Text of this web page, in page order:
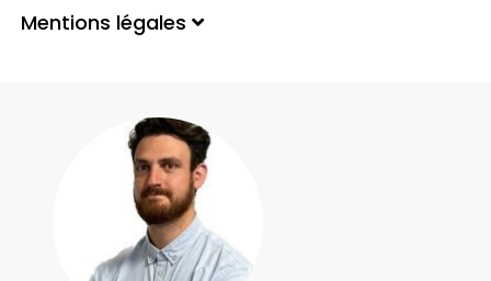
Mentions légales